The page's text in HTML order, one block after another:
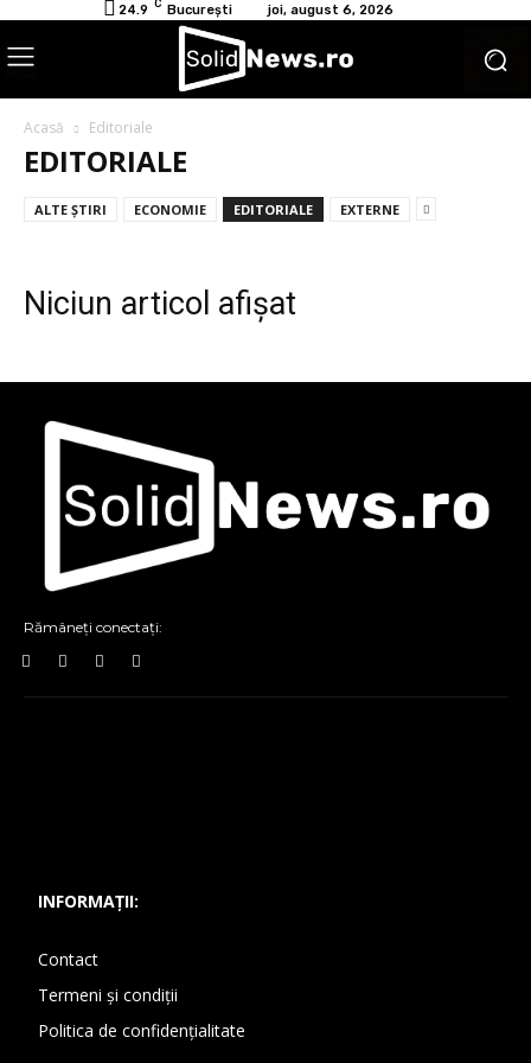
24.9 C București joi, august 6, 2026
Acasă Editoriale
EDITORIALE
ALTE ŞTIRI ECONOMIE EDITORIALE EXTERNE
Niciun articol afișat
Rămâneți conectați:
INFORMAȚII:
Contact
Termeni și condiții
Politica de confidențialitate